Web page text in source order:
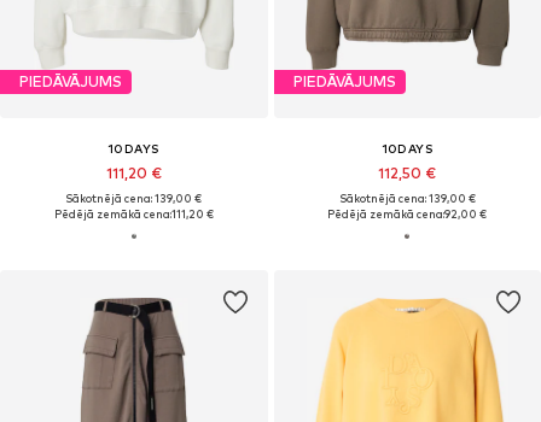
PIEDĀVĀJUMS
10DAYS
111,20 €
Sākotnējā cena: 139,00 €
Pēdējā zemākā cena:111,20 €
PIEDĀVĀJUMS
10DAYS
112,50 €
Sākotnējā cena: 139,00 €
Pēdējā zemākā cena:92,00 €